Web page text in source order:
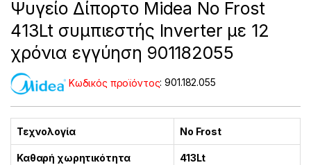
Ψυγείο Δίπορτο Midea No Frost
413Lt συμπιεστής Inverter με 12
χρόνια εγγύηση 901182055
Κωδικός προϊόντος:901.182.055
Τεχνολογία No Frost
Καθαρή χωρητικότητα 413Lt